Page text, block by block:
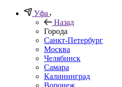
Уфа
Назад
Города
Санкт-Петербург
Москва
Челябинск
Самара
Калининград
Воронеж